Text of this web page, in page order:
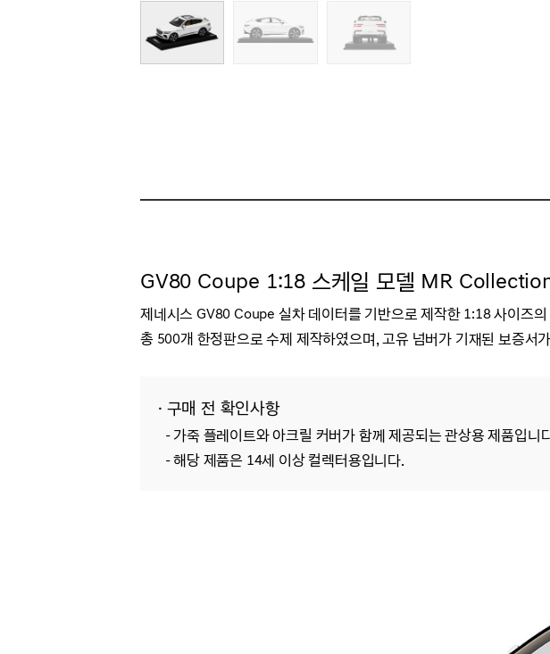
GV80 Coupe 1:18 스케일 모델 MR
제네시스 GV80 Coupe 실차 데이터를 기반으로 제작한 1:18 사이즈
총 500개 한정판으로 수제 제작하였으며, 고유 넘버가 기재된 보증서
· 구매 전 확인사항
- 가죽 플레이트와 아크릴 커버가 함께 제공되는 관상용 제품입니
- 해당 제품은 14세 이상 컬렉터용입니다.